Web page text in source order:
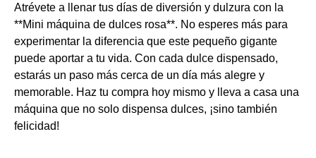
Atrévete a llenar tus días de diversión y dulzura con la
**Mini máquina de dulces rosa**. No esperes más para
experimentar la diferencia que este pequeño gigante
puede aportar a tu vida. Con cada dulce dispensado,
estarás un paso más cerca de un día más alegre y
memorable. Haz tu compra hoy mismo y lleva a casa una
máquina que no solo dispensa dulces, ¡sino también
felicidad!